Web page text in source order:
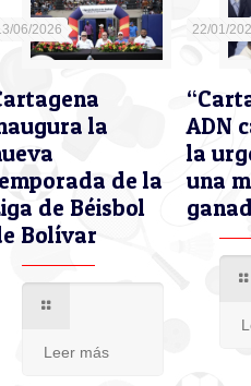
06/2026
la
de la
de Béisbol
Bolívar
Leer más
22/01/
ADN
la
una